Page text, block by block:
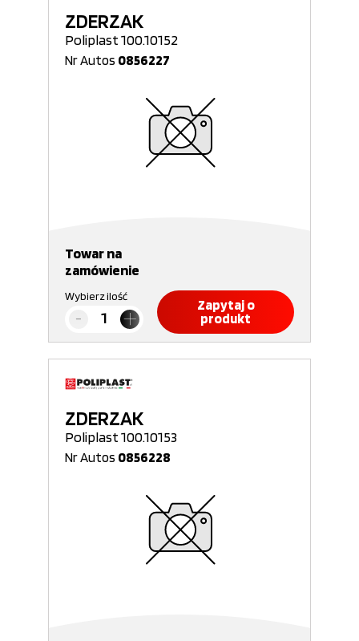
ZDERZAK
Poliplast 100.10152
Nr Autos 0856227
Towar na
zamówienie
Wybierz ilość
Zapytaj o
produkt
ZDERZAK
Poliplast 100.10153
Nr Autos 0856228